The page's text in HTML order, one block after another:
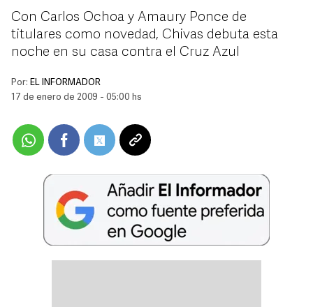
Con Carlos Ochoa y Amaury Ponce de
titulares como novedad, Chivas debuta esta
noche en su casa contra el Cruz Azul
Por: EL INFORMADOR
17 de enero de 2009 - 05:00 hs